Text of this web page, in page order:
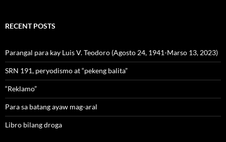
RECENT POSTS
Parangal para kay Luis V. Teodoro (Agosto 24, 1941-Marso 13, 2023)
SRN 191, peryodismo at “pekeng balita”
“Reklamo”
Para sa batang ayaw mag-aral
Libro bilang droga